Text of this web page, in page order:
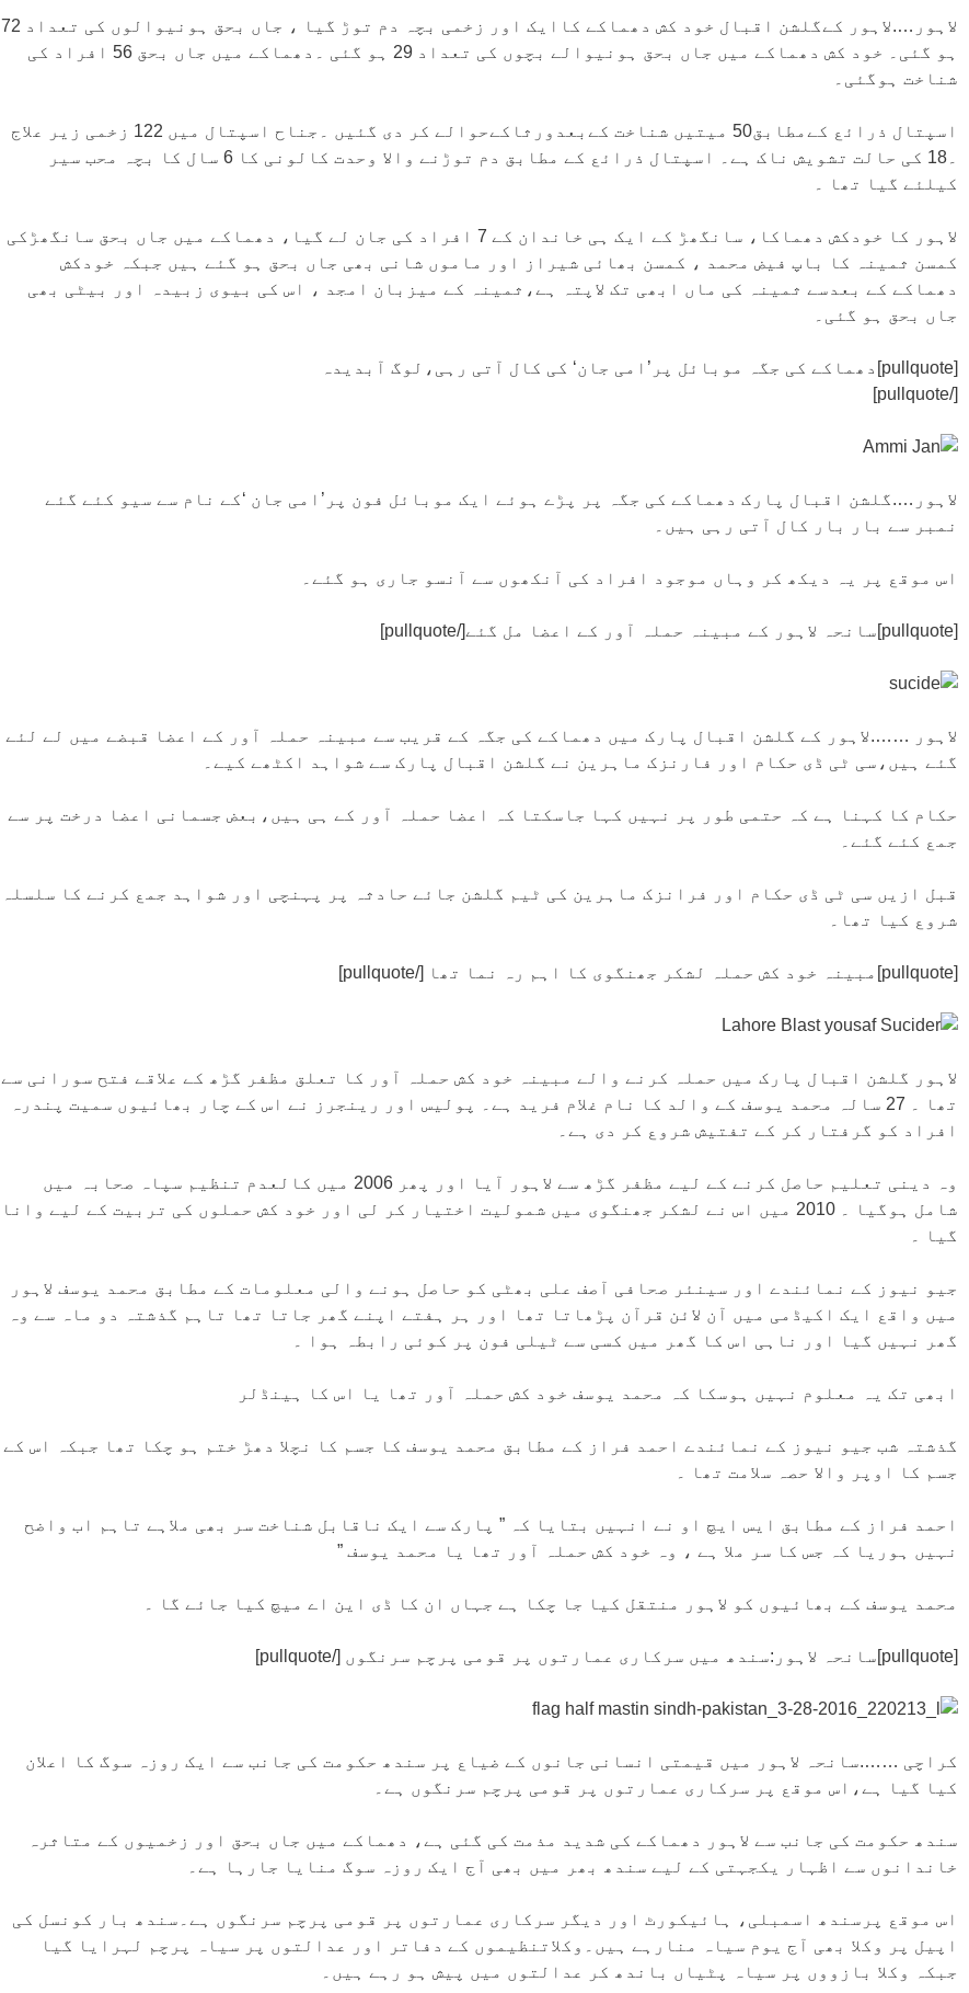
لاہور….لاہور کےگلشن اقبال خود کش دھماکے کاایک اور زخمی بچہ دم توڑ گیا ، جاں بحق ہونیوالوں کی تعداد 72
ہو گئی۔ خود کش دھماکے میں جاں بحق ہونیوالے بچوں کی تعداد 29 ہو گئی ۔دھماکے میں جاں بحق 56 افراد کی
شناخت ہوگئی۔
اسپتال ذرائع کےمطابق50 میتیں شناخت کےبعدورثاکےحوالے کر دی گئیں ۔جناح اسپتال میں 122 زخمی زیر علاج
۔18 کی حالت تشویش ناک ہے۔ اسپتال ذرائع کے مطابق دم توڑنے والا وحدت کالونی کا 6 سال کا بچہ محب سیر
کیلئے گیا تھا ۔
لاہور کا خودکش دھماکا، سانگھڑ کے ایک ہی خاندان کے 7 افراد کی جان لے گیا، دھماکے میں جاں بحق سانگھڑکی
کمسن ثمینہ کا باپ فیض محمد ، کمسن بھائی شیراز اور ماموں شانی بھی جاں بحق ہو گئے ہیں جبکہ خودکش
دھماکے کے بعدسے ثمینہ کی ماں ابھی تک لاپتہ ہے،ثمینہ کے میزبان امجد ، اس کی بیوی زبیدہ اور بیٹی بھی
جاں بحق ہو گئی۔
[pullquote]دھماکے کی جگہ موبائل پر’امی جان‘ کی کال آتی رہی،لوگ آبدیدہ
[/pullquote]
لاہور….گلشن اقبال پارک دھماکے کی جگہ پر پڑے ہوئے ایک موبائل فون پر’امی جان ‘کے نام سے سیو کئے گئے
نمبر سے بار بار کال آتی رہی ہیں۔
اس موقع پر یہ دیکھ کر وہاں موجود افراد کی آنکھوں سے آنسو جاری ہو گئے۔
[pullquote]سانحہ لاہور کے مبینہ حملہ آور کے اعضا مل گئے[/pullquote]
لاہور …….لاہور کے گلشن اقبال پارک میں دھماکے کی جگہ کے قریب سے مبینہ حملہ آور کے اعضا قبضے میں لے لئے
گئے ہیں،سی ٹی ڈی حکام اور فارنزک ماہرین نے گلشن اقبال پارک سے شواہد اکٹھے کیے۔
حکام کا کہنا ہے کہ حتمی طور پر نہیں کہا جاسکتا کہ اعضا حملہ آور کے ہی ہیں،بعض جسمانی اعضا درخت پر سے
جمع کئے گئے۔
قبل ازیں سی ٹی ڈی حکام اور فرانزک ماہرین کی ٹیم گلشن جائے حادثہ پر پہنچی اور شواہد جمع کرنے کا سلسلہ
شروع کیا تھا۔
[pullquote]مبینہ خود کش حملہ لشکر جھنگوی کا اہم رہ نما تھا [/pullquote]
لاہور گلشن اقبال پارک میں حملہ کرنے والے مبینہ خود کش حملہ آور کا تعلق مظفر گڑھ کے علاقے فتح سورانی سے
تھا ۔ 27 سالہ محمد یوسف کے والد کا نام غلام فرید ہے۔ پولیس اور رینجرز نے اس کے چار بھائیوں سمیت پندرہ
افراد کو گرفتار کر کے تفتیش شروع کر دی ہے۔
وہ دینی تعلیم حاصل کرنے کے لیے مظفر گڑھ سے لاہور آیا اور پھر 2006 میں کالعدم تنظیم سپاہ صحابہ میں
شامل ہوگیا ۔ 2010 میں اس نے لشکر جھنگوی میں شمولیت اختیار کر لی اور خود کش حملوں کی تربیت کے لیے وانا
گیا ۔
جیو نیوز کے نمائندے اور سینئر صحافی آصف علی بھٹی کو حاصل ہونے والی معلومات کے مطابق محمد یوسف لاہور
میں واقع ایک اکیڈمی میں آن لائن قرآن پڑھاتا تھا اور ہر ہفتے اپنے گھر جاتا تھا تاہم گذشتہ دو ماہ سے وہ
گھر نہیں گیا اور ناہی اس کا گھر میں کسی سے ٹیلی فون پر کوئی رابطہ ہوا ۔
ابھی تک یہ معلوم نہیں ہوسکا کہ محمد یوسف خود کش حملہ آور تھا یا اس کا ہینڈلر
گذشتہ شب جیو نیوز کے نمائندے احمد فراز کے مطابق محمد یوسف کا جسم کا نچلا دھڑ ختم ہو چکا تھا جبکہ اس کے
جسم کا اوپر والا حصہ سلامت تھا ۔
احمد فراز کے مطابق ایس ایچ او نے انہیں بتایا کہ ” پارک سے ایک ناقابل شناخت سر بھی ملاہے تاہم اب واضح
نہیں ہوریا کہ جس کا سر ملا ہے ، وہ خود کش حملہ آور تھا یا محمد یوسف ”
محمد یوسف کے بھائیوں کو لاہور منتقل کیا جا چکا ہے جہاں ان کا ڈی این اے میچ کیا جائے گا ۔
[pullquote]سانحہ لاہور:سندھ میں سرکاری عمارتوں پر قومی پرچم سرنگوں [/pullquote]
کراچی …….سانحہ لاہور میں قیمتی انسانی جانوں کے ضیاع پر سندھ حکومت کی جانب سے ایک روزہ سوگ کا اعلان
کیا گیا ہے،اس موقع پر سرکاری عمارتوں پر قومی پرچم سرنگوں ہے۔
سندھ حکومت کی جانب سے لاہور دھماکے کی شدید مذمت کی گئی ہے، دھماکے میں جاں بحق اور زخمیوں کے متاثرہ
خاندانوں سے اظہار یکجہتی کے لیے سندھ بھر میں بھی آج ایک روزہ سوگ منایا جارہا ہے۔
اس موقع پرسندھ اسمبلی، ہائیکورٹ اور دیگر سرکاری عمارتوں پر قومی پرچم سرنگوں ہے۔سندھ بار کونسل کی
اپیل پر وکلا بھی آج یوم سیاہ منارہے ہیں۔وکلاتنظیموں کے دفاتر اور عدالتوں پر سیاہ پرچم لہرایا گیا
جبکہ وکلا بازووں پر سیاہ پٹیاں باندھ کر عدالتوں میں پیش ہو رہے ہیں۔